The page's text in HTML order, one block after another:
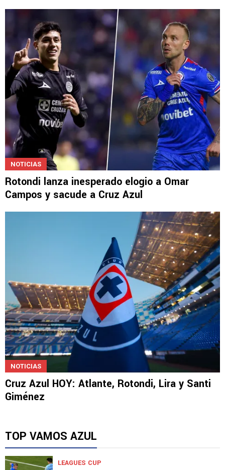
NOTICIAS
Rotondi lanza inesperado elogio a Omar
Campos y sacude a Cruz Azul
NOTICIAS
Cruz Azul HOY: Atlante, Rotondi, Lira y Santi
Giménez
TOP VAMOS AZUL
LEAGUES CUP